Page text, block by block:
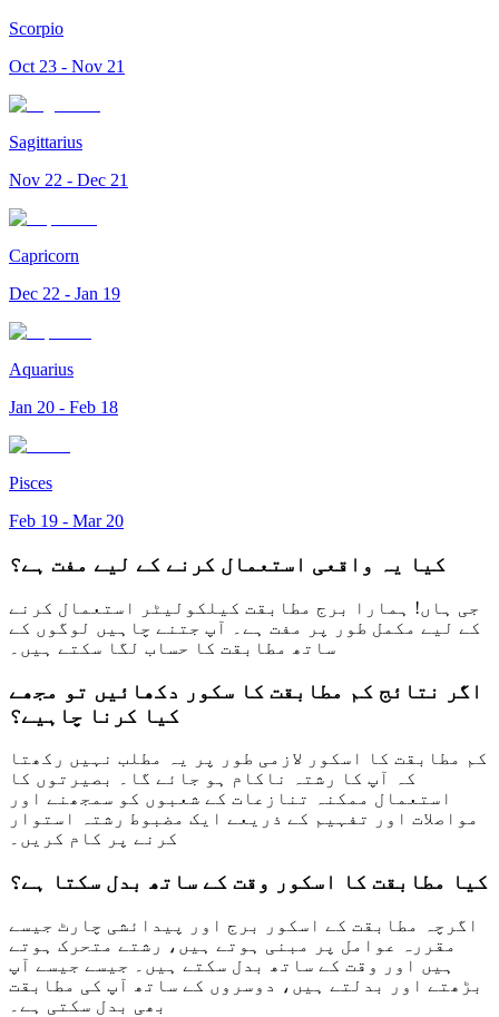
Scorpio
Oct 23 - Nov 21
Sagittarius
Nov 22 - Dec 21
Capricorn
Dec 22 - Jan 19
Aquarius
Jan 20 - Feb 18
Pisces
Feb 19 - Mar 20
کیا یہ واقعی استعمال کرنے کے لیے مفت ہے؟
جی ہاں! ہمارا برج مطابقت کیلکولیٹر استعمال کرنے
کے لیے مکمل طور پر مفت ہے۔ آپ جتنے چاہیں لوگوں کے
ساتھ مطابقت کا حساب لگا سکتے ہیں۔
اگر نتائج کم مطابقت کا سکور دکھائیں تو مجھے
کیا کرنا چاہیے؟
کم مطابقت کا اسکور لازمی طور پر یہ مطلب نہیں رکھتا
کہ آپ کا رشتہ ناکام ہو جائے گا۔ بصیرتوں کا
استعمال ممکنہ تنازعات کے شعبوں کو سمجھنے اور
مواصلات اور تفہیم کے ذریعے ایک مضبوط رشتہ استوار
کرنے پر کام کریں۔
کیا مطابقت کا اسکور وقت کے ساتھ بدل سکتا ہے؟
اگرچہ مطابقت کے اسکور برج اور پیدائشی چارٹ جیسے
مقررہ عوامل پر مبنی ہوتے ہیں، رشتے متحرک ہوتے
ہیں اور وقت کے ساتھ بدل سکتے ہیں۔ جیسے جیسے آپ
بڑھتے اور بدلتے ہیں، دوسروں کے ساتھ آپ کی مطابقت
بھی بدل سکتی ہے۔